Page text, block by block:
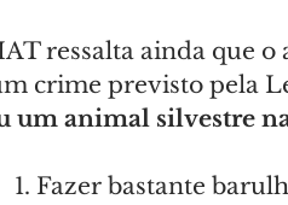
ressalta ainda que o
crime previsto pela
um animal silvestre
1. Fazer bastante